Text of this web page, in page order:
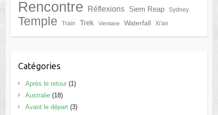
Rencontre Réflexions Siem Reap Sydney
Temple Train Trek Vientiane Waterfall Xi'an
Catégories
Après le retour(1)
Australie(18)
Avant le départ(3)